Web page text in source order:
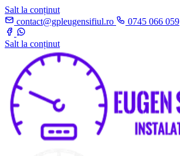
Salt la conținut
contact@gpleugensifiul.ro
0745 066 059
Salt la conținut